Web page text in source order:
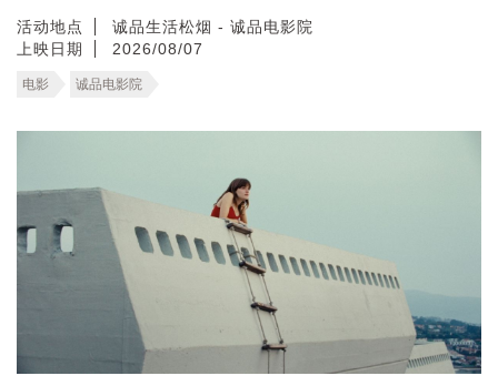
活动地点
诚品生活松烟 - 诚品电影院
上映日期
2026/08/07
电影 诚品电影院